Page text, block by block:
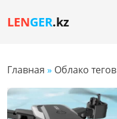
LENGER.kz
Главная » Облако тегов